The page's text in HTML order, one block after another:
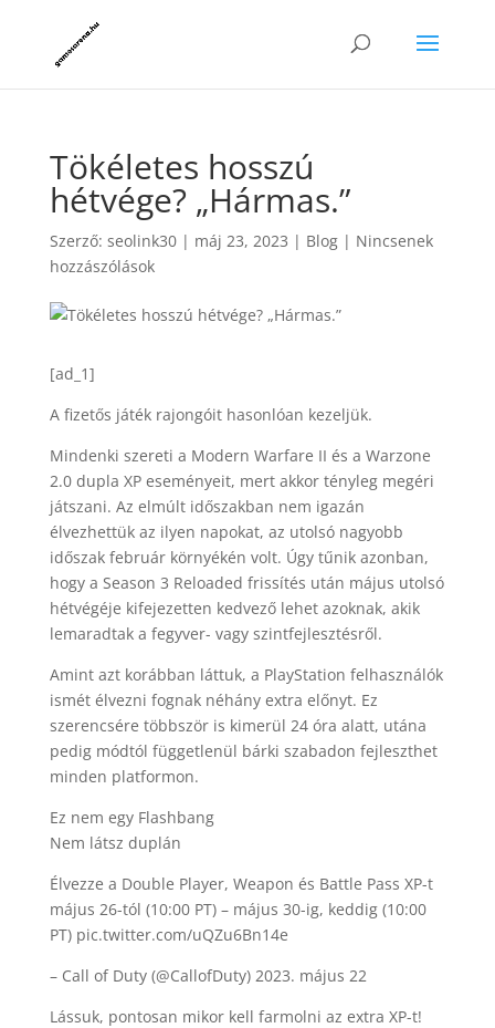
Tökéletes hosszú
hétvége? „Hármas.”
Szerző: seolink30| máj 23, 2023 | Blog| Nincsenek
hozzászólások
[ad_1]
A fizetős játék rajongóit hasonlóan kezeljük.
Mindenki szereti a Modern Warfare II és a Warzone
2.0 dupla XP eseményeit, mert akkor tényleg megéri
játszani. Az elmúlt időszakban nem igazán
élvezhettük az ilyen napokat, az utolsó nagyobb
időszak február környékén volt. Úgy tűnik azonban,
hogy a Season 3 Reloaded frissítés után május utolsó
hétvégéje kifejezetten kedvező lehet azoknak, akik
lemaradtak a fegyver- vagy szintfejlesztésről.
Amint azt korábban láttuk, a PlayStation felhasználók
ismét élvezni fognak néhány extra előnyt. Ez
szerencsére többször is kimerül 24 óra alatt, utána
pedig módtól függetlenül bárki szabadon fejleszthet
minden platformon.
Ez nem egy Flashbang
Nem látsz duplán
Élvezze a Double Player, Weapon és Battle Pass XP-t
május 26-tól (10:00 PT) – május 30-ig, keddig (10:00
PT) pic.twitter.com/uQZu6Bn14e
– Call of Duty (@CallofDuty) 2023. május 22
Lássuk, pontosan mikor kell farmolni az extra XP-t!